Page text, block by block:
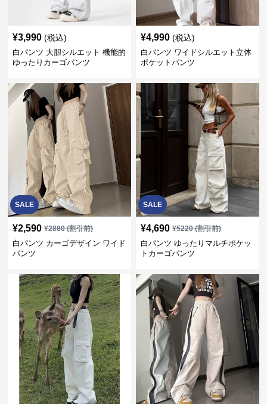
¥3,990 (税込)
白パンツ 大胆シルエット 機能的
ゆったりカーゴパンツ
¥4,990 (税込)
白パンツ ワイドシルエット立体
ポケットパンツ
SALE
¥2,590 ¥2880(割引前)
白パンツ カーゴデザイン ワイド
パンツ
SALE
¥4,690 ¥5220(割引前)
白パンツ ゆったりマルチポケッ
トカーゴパンツ